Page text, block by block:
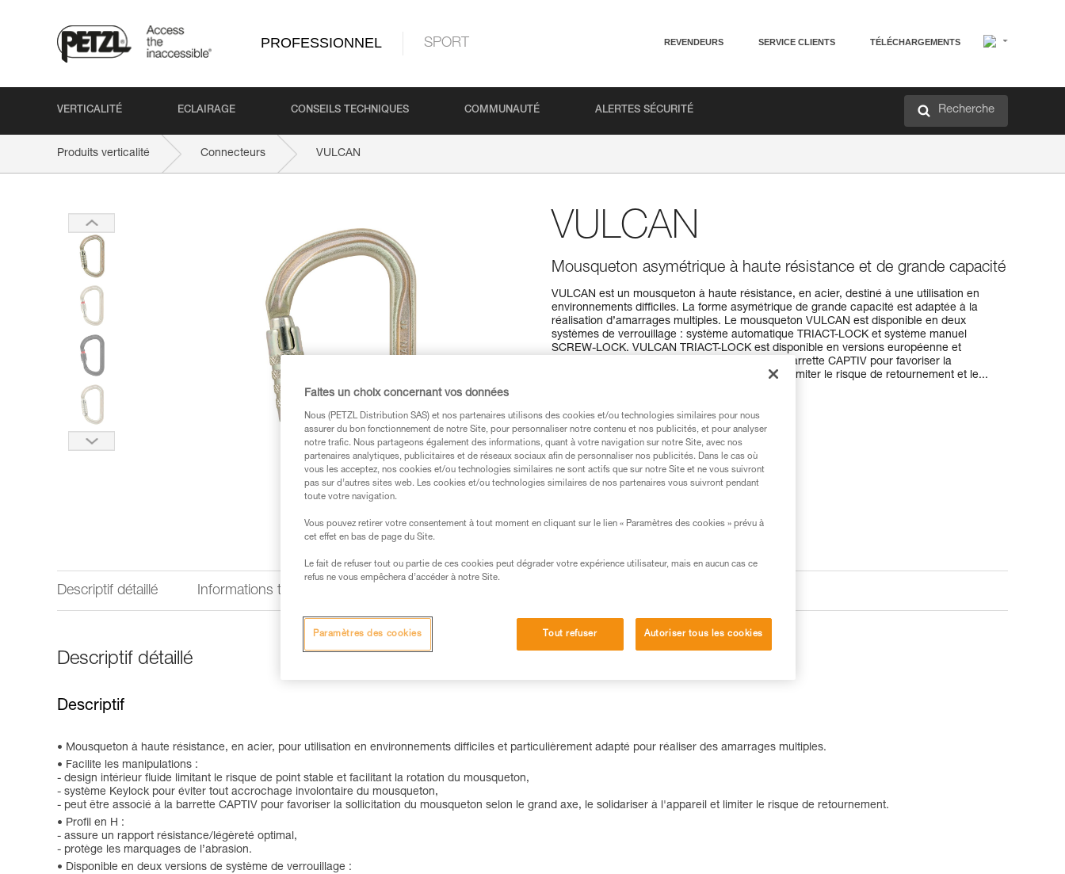
PROFESSIONNEL SPORT REVENDEURS SERVICE CLIENTS TÉLÉCHARGEMENTS
VERTICALITÉ ECLAIRAGE CONSEILS TECHNIQUES COMMUNAUTÉ ALERTES SÉCURITÉ Recherche
Produits verticalité Connecteurs VULCAN
VULCAN
Mousqueton asymétrique à haute résistance et de grande capacité
VULCAN est un mousqueton à haute résistance, en acier, destiné à une utilisation en
environnements difficiles. La forme asymétrique de grande capacité est adaptée à la
réalisation d’amarrages multiples. Le mousqueton VULCAN est disponible en deux
systèmes de verrouillage : système automatique TRIACT-LOCK et système manuel
SCREW-LOCK. VULCAN TRIACT-LOCK est disponible en versions européenne et
internationale. VULCAN peut être associé à la barrette CAPTIV pour favoriser la
sollicitation du mousqueton selon le grand axe, limiter le risque de retournement et le...
Trouvez un revendeur
Descriptif détaillé Informations techniques
Descriptif détaillé
Descriptif
Mousqueton à haute résistance, en acier, pour utilisation en environnements difficiles et particulièrement adapté pour réaliser des amarrages multiples.
Facilite les manipulations :
- design intérieur fluide limitant le risque de point stable et facilitant la rotation du mousqueton,
- système Keylock pour éviter tout accrochage involontaire du mousqueton,
- peut être associé à la barrette CAPTIV pour favoriser la sollicitation du mousqueton selon le grand axe, le solidariser à l'appareil et limiter le risque de retournement.
Profil en H :
- assure un rapport résistance/légèreté optimal,
- protège les marquages de l’abrasion.
Disponible en deux versions de système de verrouillage :
Faites un choix concernant vos données
Nous (PETZL Distribution SAS) et nos partenaires utilisons des cookies et/ou technologies similaires pour nous
assurer du bon fonctionnement de notre Site, pour personnaliser notre contenu et nos publicités, et pour analyser
notre trafic. Nous partageons également des informations, quant à votre navigation sur notre Site, avec nos
partenaires analytiques, publicitaires et de réseaux sociaux afin de personnaliser nos publicités. Dans le cas où
vous les acceptez, nos cookies et/ou technologies similaires ne sont actifs que sur notre Site et ne vous suivront
pas sur d’autres sites web. Les cookies et/ou technologies similaires de nos partenaires vous suivront pendant
toute votre navigation.
Vous pouvez retirer votre consentement à tout moment en cliquant sur le lien « Paramètres des cookies » prévu à
cet effet en bas de page du Site.
Le fait de refuser tout ou partie de ces cookies peut dégrader votre expérience utilisateur, mais en aucun cas ce
refus ne vous empêchera d’accéder à notre Site.
Tout refuser Autoriser tous les cookies
Paramètres des cookies